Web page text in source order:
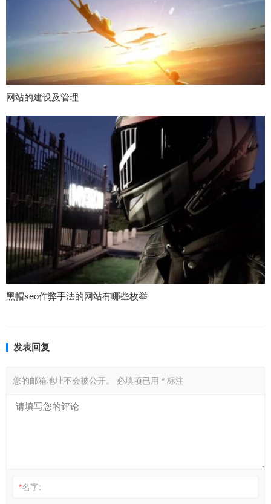
网站的建设及管理
黑帽seo作弊手法的网站有哪些枚举
发表回复
您的邮箱地址不会被公开。 必填项已用 * 标注
*名字: